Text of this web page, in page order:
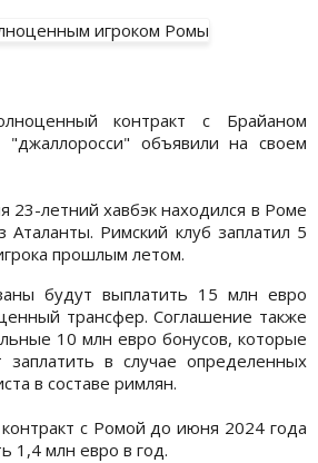
контракт с Брайаном
"джаллоросси" объявили на своем
23-летний хавбэк находился в Роме
Римский клуб заплатил 5
прошлым летом.
будут выплатить 15 млн евро
трансфер. Соглашение также
10 млн евро бонусов, которые
в случае определенных
в составе римлян.
с Ромой до июня 2024 года
1,4 млн евро в год.